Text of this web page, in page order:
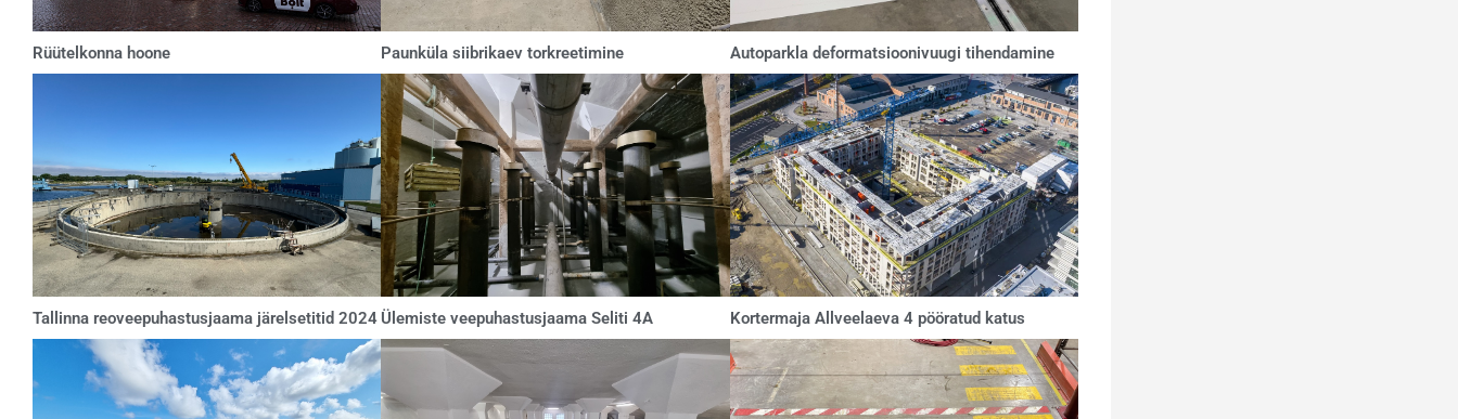
Rüütelkonna hoone Paunküla siibrikaev torkreetimine Autoparkla deformatsioonivuugi tihendamine
Tallinna reoveepuhastusjaama järelsetitid 2024 Ülemiste veepuhastusjaama Seliti 4A Kortermaja Allveelaeva 4 pööratud katus